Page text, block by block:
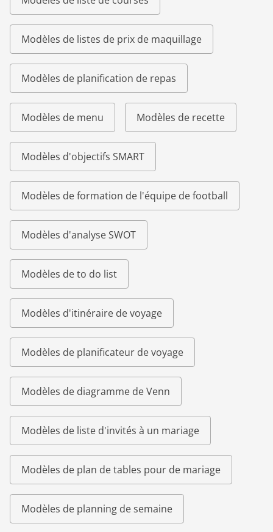
Modèles de listes de prix de maquillage
Modèles de planification de repas
Modèles de menu Modèles de recette
Modèles d'objectifs SMART
Modèles de formation de l'équipe de football
Modèles d'analyse SWOT
Modèles de to do list
Modèles d'itinéraire de voyage
Modèles de planificateur de voyage
Modèles de diagramme de Venn
Modèles de liste d'invités à un mariage
Modèles de plan de tables pour de mariage
Modèles de planning de semaine